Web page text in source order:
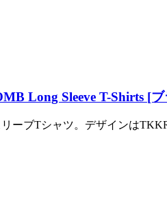
Long Sleeve T-Shirts [
ーブTシャツ。デザインは